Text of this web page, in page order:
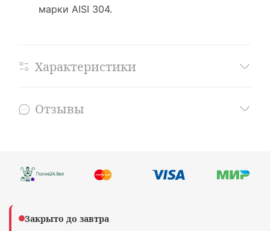
марки AISI 304.
Характеристики
Отзывы
Закрыто до завтра